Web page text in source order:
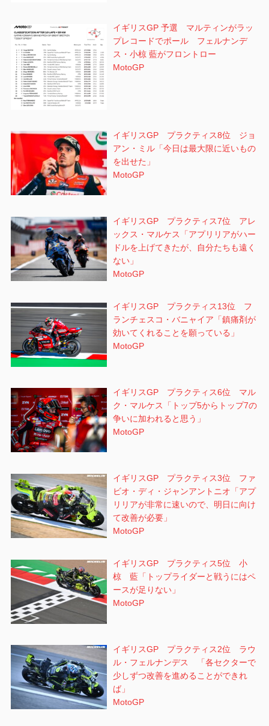
イギリスGP 予選 マルティンがラッ
プレコードでポール フェルナンデ
ス・小椋 藍がフロントロー
MotoGP
イギリスGP プラクティス8位 ジョ
アン・ミル「今日は最大限に近いもの
を出せた」
MotoGP
イギリスGP プラクティス7位 アレ
ックス・マルケス「アプリリアがハー
ドルを上げてきたが、自分たちも遠く
ない」
MotoGP
イギリスGP プラクティス13位 フ
ランチェスコ・バニャイア「鎮痛剤が
効いてくれることを願っている」
MotoGP
イギリスGP プラクティス6位 マル
ク・マルケス「トップ5からトップ7の
争いに加われると思う」
MotoGP
イギリスGP プラクティス3位 ファ
ビオ・ディ・ジャンアントニオ「アプ
リリアが非常に速いので、明日に向け
て改善が必要」
MotoGP
イギリスGP プラクティス5位 小
椋 藍「トップライダーと戦うにはペ
ースが足りない」
MotoGP
イギリスGP プラクティス2位 ラウ
ル・フェルナンデス 「各セクターで
少しずつ改善を進めることができれ
ば」
MotoGP